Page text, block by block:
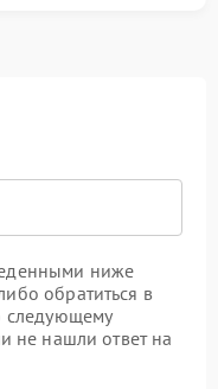
ниже
обратиться в
следующему
не нашли ответ на